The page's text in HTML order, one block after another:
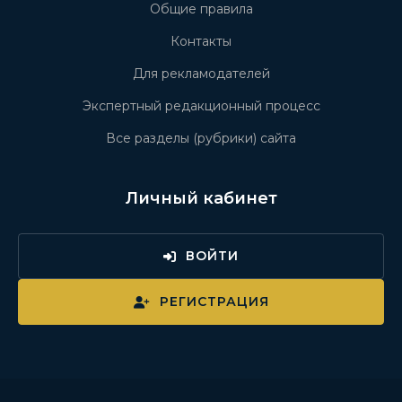
Общие правила
Контакты
Для рекламодателей
Экспертный редакционный процесс
Все разделы (рубрики) сайта
Личный кабинет
ВОЙТИ
РЕГИСТРАЦИЯ